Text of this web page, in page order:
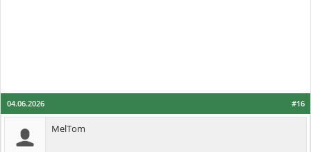
#16
04.06.2026
MelTom